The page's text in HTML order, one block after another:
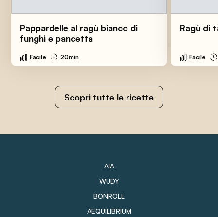
Pappardelle al ragù bianco di
funghi e pancetta
Facile 20min
Ragù di
Facile
Scopri tutte le ricette
AIA
WUDY
BONROLL
AEQUILIBRIUM